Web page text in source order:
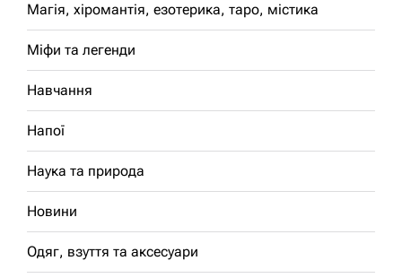
Магія, хіромантія, езотерика, таро, містика
Міфи та легенди
Навчання
Напої
Наука та природа
Новини
Одяг, взуття та аксесуари